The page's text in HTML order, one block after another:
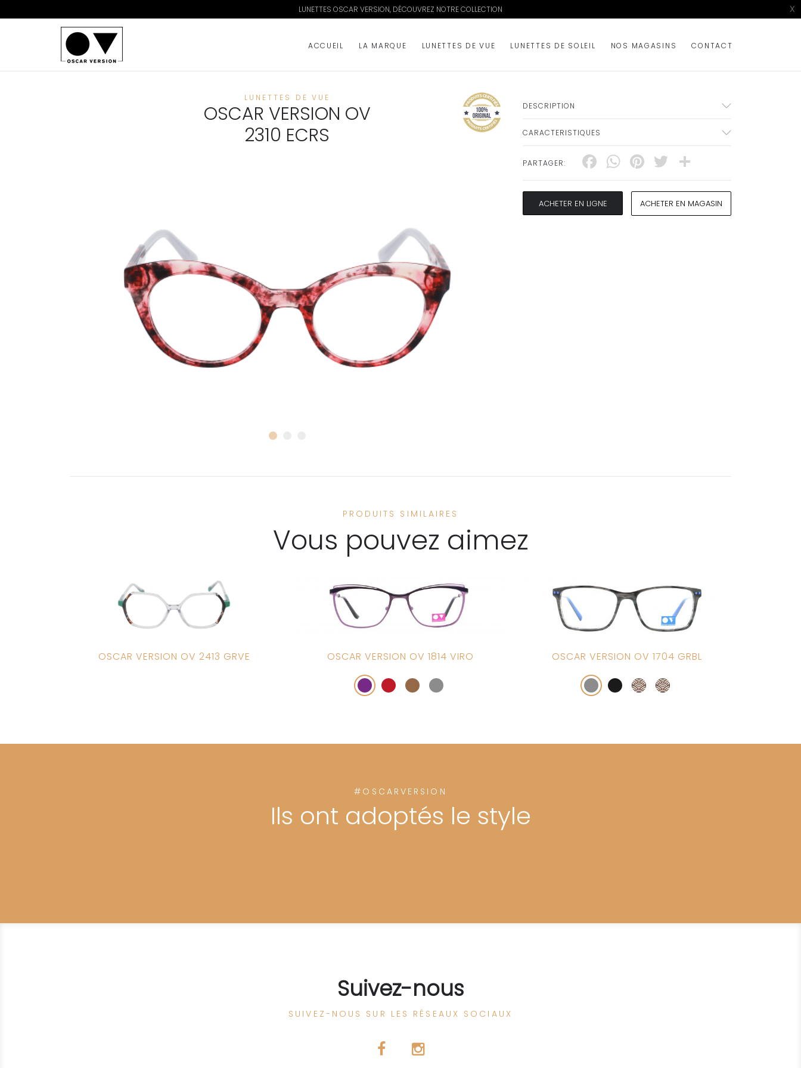
LUNETTES OSCAR VERSION, DÉCOUVREZ NOTRE COLLECTION X
ACCUEIL LA MARQUE LUNETTES DE VUE LUNETTES DE SOLEIL NOS MAGASINS CONTACT
LUNETTES DE VUE
OSCAR VERSION OV
2310 ECRS
DESCRIPTION
CARACTERISTIQUES
PARTAGER: Facebook
WhatsApp
Pinterest
Twitter
ACHETER EN LIGNE ACHETER EN MAGASIN
PRODUITS SIMILAIRES
Vous pouvez aimez
OSCAR VERSION OV 2413 GRVE OSCAR VERSION OV 1814 VIRO OSCAR VERSION OV 1704 GRBL
#OSCARVERSION
Ils ont adoptés le style
Suivez-nous
SUIVEZ-NOUS SUR LES RÉSEAUX SOCIAUX